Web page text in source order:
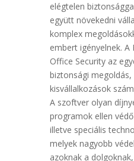
elégtelen
együtt növekedni
komplex
embert igényelnek. A
Office Security az
biztonsági
kisvállalkozások
A szoftver olyan
programok ellen
illetve speciális
melyek nagyobb
azoknak a